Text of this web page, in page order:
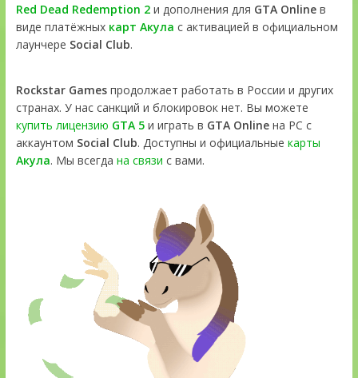
Red Dead Redemption 2и дополнения для GTA Onlineв
виде платёжных карт Акула с активацией в официальном
лаунчере Social Club.
Rockstar Gamesпродолжает работать в России и других
странах. У нас санкций и блокировок нет. Вы можете
купить лицензию GTA 5и играть в GTA Onlineна PC с
аккаунтом Social Club. Доступны и официальные карты
Акула. Мы всегда на связи с вами.